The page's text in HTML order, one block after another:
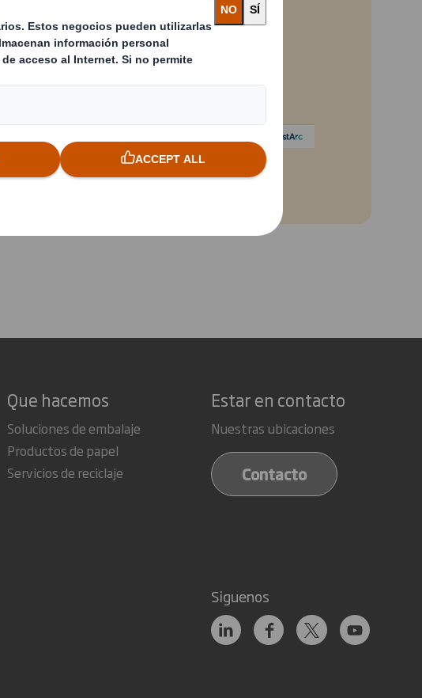
Para ver este contenido, debes aceptar las
cookies «operativas».
Que hacemos
Soluciones de embalaje
Productos de papel
Servicios de reciclaje
Estar en contacto
Nuestras ubicaciones
Contacto
Siguenos